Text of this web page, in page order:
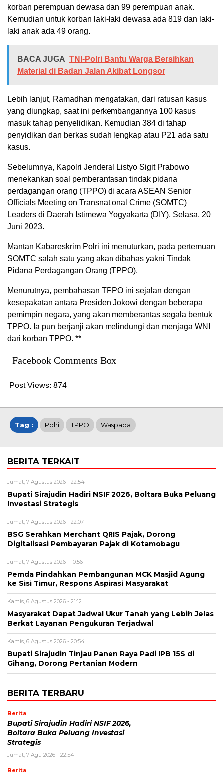
korban perempuan dewasa dan 99 perempuan anak.
Kemudian untuk korban laki-laki dewasa ada 819 dan laki-
laki anak ada 49 orang.
BACA JUGA TNI-Polri Bantu Warga Bersihkan
Material di Badan Jalan Akibat Longsor
Lebih lanjut, Ramadhan mengatakan, dari ratusan kasus
yang diungkap, saat ini perkembangannya 100 kasus
masuk tahap penyelidikan. Kemudian 384 di tahap
penyidikan dan berkas sudah lengkap atau P21 ada satu
kasus.
Sebelumnya, Kapolri Jenderal Listyo Sigit Prabowo
menekankan soal pemberantasan tindak pidana
perdagangan orang (TPPO) di acara ASEAN Senior
Officials Meeting on Transnational Crime (SOMTC)
Leaders di Daerah Istimewa Yogyakarta (DIY), Selasa, 20
Juni 2023.
Mantan Kabareskrim Polri ini menuturkan, pada pertemuan
SOMTC salah satu yang akan dibahas yakni Tindak
Pidana Perdagangan Orang (TPPO).
Menurutnya, pembahasan TPPO ini sejalan dengan
kesepakatan antara Presiden Jokowi dengan beberapa
pemimpin negara, yang akan memberantas segala bentuk
TPPO. Ia pun berjanji akan melindungi dan menjaga WNI
dari korban TPPO. **
Facebook Comments Box
Post Views: 874
Tag : Polri TPPO Waspada
BERITA TERKAIT
Jumat, 7 Agustus 2026 - 22:54
Bupati Sirajudin Hadiri NSIF 2026, Boltara Buka Peluang
Investasi Strategis
Jumat, 7 Agustus 2026 - 22:07
‎BSG Serahkan Merchant QRIS Pajak, Dorong
Digitalisasi Pembayaran Pajak di Kotamobagu
Jumat, 7 Agustus 2026 - 10:56
Pemda Pindahkan Pembangunan MCK Masjid Agung
ke Sisi Timur, Respons Aspirasi Masyarakat
Kamis, 6 Agustus 2026 - 21:12
Masyarakat Dapat Jadwal Ukur Tanah yang Lebih Jelas
Berkat Layanan Pengukuran Terjadwal
Kamis, 6 Agustus 2026 - 20:54
Bupati Sirajudin Tinjau Panen Raya Padi IPB 15S di
Gihang, Dorong Pertanian Modern
BERITA TERBARU
Berita
Bupati Sirajudin Hadiri NSIF 2026,
Boltara Buka Peluang Investasi
Strategis
Jumat, 7 Agu 2026 - 22:54
Berita